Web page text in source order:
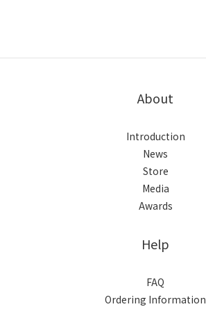
About
Introduction
News
Store
Media
Awards
Help
FAQ
Ordering Information